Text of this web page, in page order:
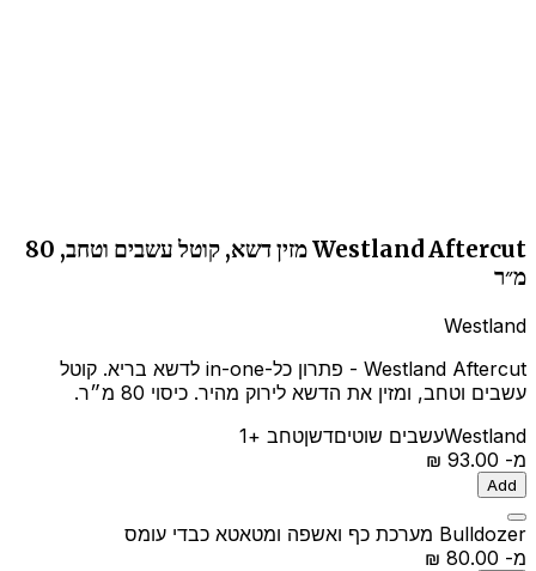
Westland Aftercut מזין דשא, קוטל עשבים וטחב, 80
מ״ר
Westland
Westland Aftercut - פתרון כל-in-one לדשא בריא. קוטל
עשבים וטחב, ומזין את הדשא לירוק מהיר. כיסוי 80 מ״ר.
Westlandעשבים שוטיםדשןטחב +1
מ-
Add
Bulldozer מערכת כף ואשפה ומטאטא כבדי עומס
מ-